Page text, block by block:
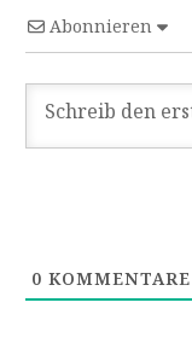
Abonnieren
0 KOMMENTARE